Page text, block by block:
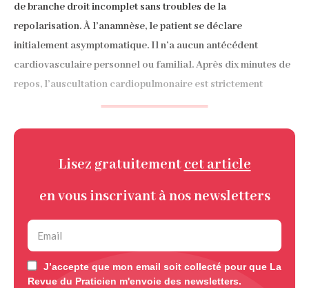
de branche droit incomplet sans troubles de la
repolarisation. À l’anamnèse, le patient se déclare
initialement asymptomatique. Il n’a aucun antécédent
cardiovasculaire personnel ou familial. Après dix minutes de
repos, l’auscultation cardiopulmonaire est strictement
Lisez gratuitement cet article
en vous inscrivant à nos newsletters
J’accepte que mon email soit collecté pour que La
Revue du Praticien m'envoie des newsletters.